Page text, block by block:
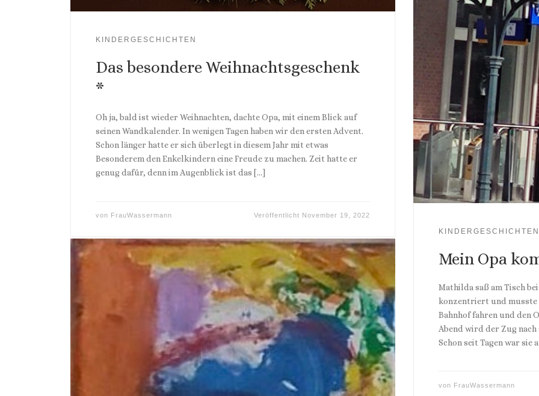
KINDERGESCHICHTEN
Das besondere Weihnachtsgeschenk
*
Oh ja, bald ist wieder Weihnachten, dachte Opa, mit einem Blick auf
seinen Wandkalender. In wenigen Tagen haben wir den ersten Advent.
Schon länger hatte er sich überlegt in diesem Jahr mit etwas
Besonderem den Enkelkindern eine Freude zu machen. Zeit hatte er
genug dafür, denn im Augenblick ist das […]
von FrauWassermann Veröffentlicht November 19, 2022
KINDERGESCHICHTEN
Mein Opa
Mathilda saß am Tisch
konzentriert und musste
Bahnhof fahren und den
Abend wird der Zug
Schon seit Tagen war sie
von FrauWassermann